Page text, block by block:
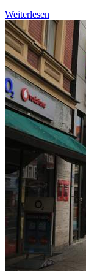
Weiterlesen